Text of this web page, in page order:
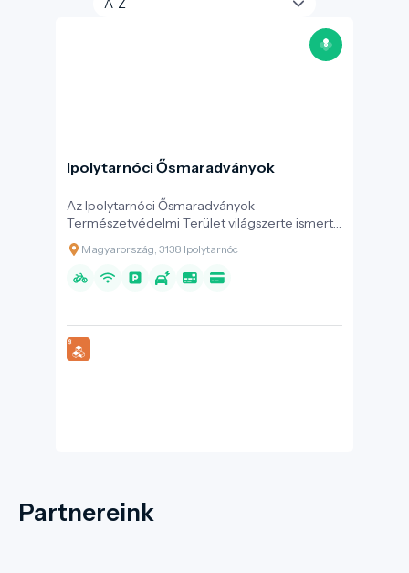
Ipolytarnóci Ősmaradványok
Az Ipolytarnóci Ősmaradványok
Természetvédelmi Terület világszerte ismert
őslénytani lelőhelyként számon tartott. Ez az
Európa-diplomás bemutatóhely egy 17 millió
évvel ezelőtti vulkáni katasztrófa által
emlegetnek.
Magyarország, 3138 Ipolytarnóc
Partnereink